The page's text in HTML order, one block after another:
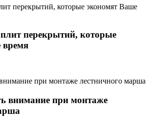
перекрытий, которые
время
внимание при монтаже